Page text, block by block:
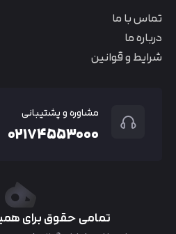
تماس با ما
درباره ما
شرایط و قوانین
مشاوره و پشتیبانی
۰۲۱۷۴۵۵۳۰۰۰
تمامی حقوق برای